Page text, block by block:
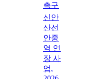
촉구
신안
산선
안중
역 연
장 사
업,